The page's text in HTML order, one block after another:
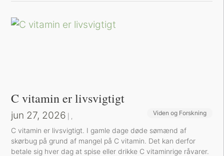
C vitamin er livsvigtigt
jun 27, 2026 Sund inspiration
Viden og Forskning
C vitamin er livsvigtigt. I gamle dage døde sømænd af
skørbug på grund af mangel på C vitamin. Det kan derfor
betale sig hver dag at spise eller drikke C vitaminrige råvarer.